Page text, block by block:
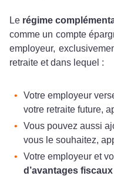
Le régime
comme un compte
employeur,
retraite et dans lequel :
Votre employeur
votre retraite future,
Vous pouvez aussi
vous le souhaitez,
Votre employeur et
d’avantages fiscaux